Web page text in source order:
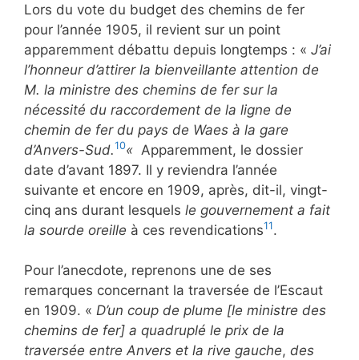
Lors du vote du budget des chemins de fer
pour l’année 1905, il revient sur un point
apparemment débattu depuis longtemps : « J’ai
l’honneur d’attirer la bienveillante attention de
M. la ministre des chemins de fer sur la
nécessité du raccordement de la ligne de
chemin de fer du pays de Waes à la gare
d’Anvers-Sud.10« Apparemment, le dossier
date d’avant 1897. Il y reviendra l’année
suivante et encore en 1909, après, dit-il, vingt-
cinq ans durant lesquels le gouvernement a fait
la sourde oreille à ces revendications11.
Pour l’anecdote, reprenons une de ses
remarques concernant la traversée de l’Escaut
en 1909. « D’un coup de plume [le ministre des
chemins de fer] a quadruplé le prix de la
traversée entre Anvers et la rive gauche, des